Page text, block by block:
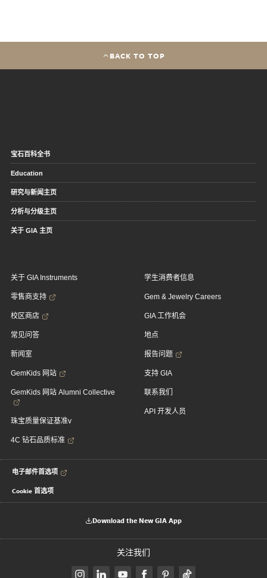
BACK TO TOP
宝石百科全书
Education
研究与新闻主页
分析与分级主页
关于 GIA 主页
关于 GIA Instruments
零售商支持
校区商店
常见问答
新闻室
GemKids 网站
GemKids 网站 Alumni Collective
珠宝质量保证基准v
4C 钻石品质标准
学生消费者信息
Gem & Jewelry Careers
GIA 工作机会
地点
报告问题
支持 GIA
联系我们
API 开发人员
电子邮件首选项
Cookie 首选项
Download the New GIA App
关注我们